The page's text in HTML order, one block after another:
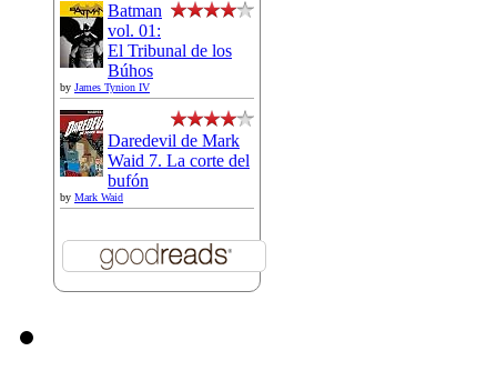
Batman
vol. 01:
El Tribunal de los
Búhos
by James Tynion IV
Daredevil de Mark
Waid 7. La corte del
bufón
by Mark Waid